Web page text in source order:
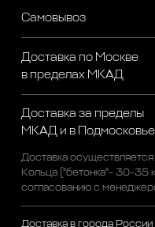
Самовывоз
Доставка по Москве
в пределах МКАД
Доставка за пределы
МКАД и в Подмосковье
Доставка
Кольца ("бетонка"- 30-35
согласованию с
Доставка в города